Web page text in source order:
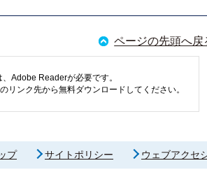
ページの先頭へ戻
Adobe Readerが必要です。
ンク先から無料ダウンロードしてください。
プ サイトポリシー ウェブアクセ